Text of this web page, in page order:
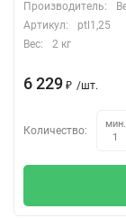
Производитель:
Артикул:
ptl1,25
Вес:
2 кг
6 229 ₽ /шт.
Количество:
мин.
1